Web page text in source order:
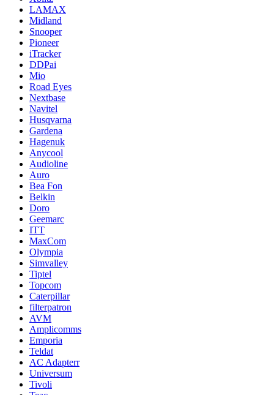
LAMAX
Midland
Snooper
Pioneer
iTracker
DDPai
Mio
Road Eyes
Nextbase
Navitel
Husqvarna
Gardena
Hagenuk
Anycool
Audioline
Auro
Bea Fon
Belkin
Doro
Geemarc
ITT
MaxCom
Olympia
Simvalley
Tiptel
Topcom
Caterpillar
filterpatron
AVM
Amplicomms
Emporia
Teldat
AC Adapterr
Universum
Tivoli